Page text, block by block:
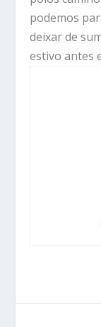
podemos
deixar de
estivo antes